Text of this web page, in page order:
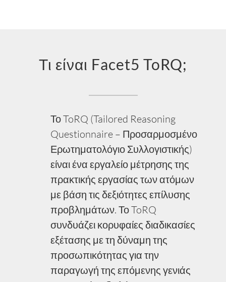
Τι είναι Facet5 ToRQ;
Το ToRQ (Tailored Reasoning
Questionnaire – Προσαρμοσμένο
Ερωτηματολόγιο Συλλογιστικής)
είναι ένα εργαλείο μέτρησης της
πρακτικής εργασίας των ατόμων
με βάση τις δεξιότητες επίλυσης
προβλημάτων. Το ToRQ
συνδυάζει κορυφαίες διαδικασίες
εξέτασης με τη δύναμη της
προσωπικότητας για την
παραγωγή της επόμενης γενιάς